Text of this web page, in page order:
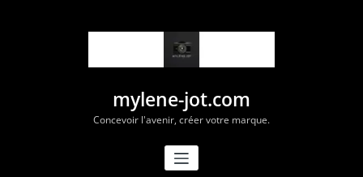
mylene-jot.com
Concevoir l'avenir, créer votre marque.